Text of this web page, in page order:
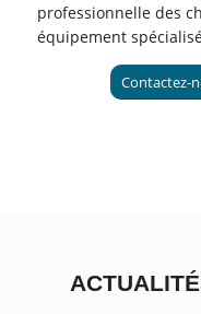
professionnelle des
équipement
Contactez-